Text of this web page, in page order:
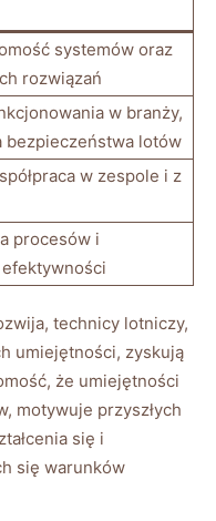
systemów oraz
rozwiązań
w branży,
bezpieczeństwa lotów
w zespole i z
procesów i
technicy lotniczy,
umiejętności, zyskują
że umiejętności
motywuje przyszłych
się i
się warunków